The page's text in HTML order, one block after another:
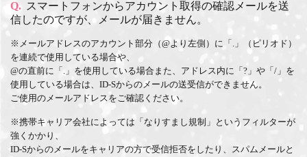
Q. スマートフォンからアカウント取得の確認メールを送
信したのですが、メールが届きません。
※メールアドレスのアカウント部分（@より左側）に「.」（ピリオド）
を連続で使用している場合や、
@の直前に「.」を使用している場合また、アドレス内に「?」や「/」を
使用している場合は、ID-Sからのメールの送受信ができません。
ご使用のメールアドレスをご確認ください。
※携帯キャリア会社によっては「なりすまし規制」というフィルターが
強くかかり、
ID-Sからのメールをキャリアの方で受信拒否をしたり、スパムメールと